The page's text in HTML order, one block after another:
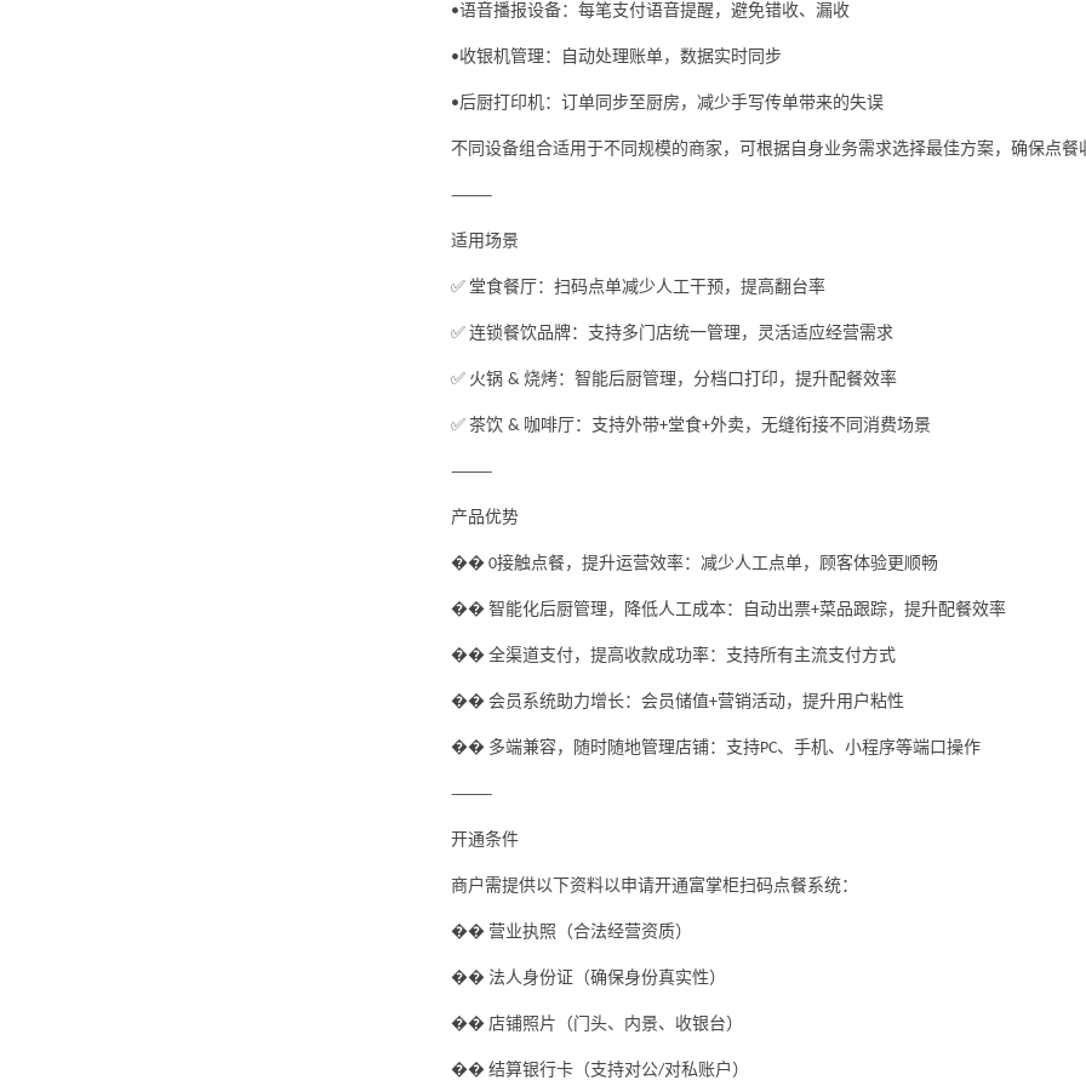
•语音播报设备：每笔支付语音提醒，避免错收、漏收
•收银机管理：自动处理账单，数据实时同步
•后厨打印机：订单同步至厨房，减少手写传单带来的失误
不同设备组合适用于不同规模的商家，可根据自身业务需求选择最佳方案，确保点餐
⸻
适用场景
✅ 堂食餐厅：扫码点单减少人工干预，提高翻台率
✅ 连锁餐饮品牌：支持多门店统一管理，灵活适应经营需求
✅ 火锅 & 烧烤：智能后厨管理，分档口打印，提升配餐效率
✅ 茶饮 & 咖啡厅：支持外带+堂食+外卖，无缝衔接不同消费场景
⸻
产品优势
�� 0接触点餐，提升运营效率：减少人工点单，顾客体验更顺畅
�� 智能化后厨管理，降低人工成本：自动出票+菜品跟踪，提升配餐效率
�� 全渠道支付，提高收款成功率：支持所有主流支付方式
�� 会员系统助力增长：会员储值+营销活动，提升用户粘性
�� 多端兼容，随时随地管理店铺：支持PC、手机、小程序等端口操作
⸻
开通条件
商户需提供以下资料以申请开通富掌柜扫码点餐系统：
�� 营业执照（合法经营资质）
�� 法人身份证（确保身份真实性）
�� 店铺照片（门头、内景、收银台）
�� 结算银行卡（支持对公/对私账户）